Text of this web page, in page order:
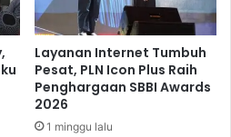
Layanan Internet Tumbuh
Pesat, PLN Icon Plus Raih
Penghargaan SBBI Awards
2026
1 minggu lalu